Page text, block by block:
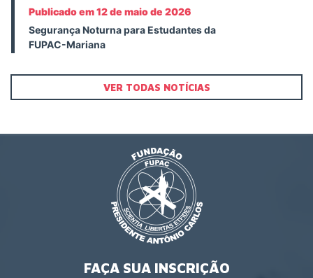
Publicado em 12 de maio de 2026
Segurança Noturna para Estudantes da
FUPAC-Mariana
VER TODAS NOTÍCIAS
FAÇA SUA INSCRIÇÃO